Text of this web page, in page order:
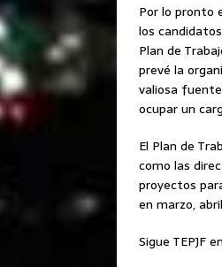
Por lo pronto
los
Plan de
prevé la
valiosa
ocupar un
El Plan de
como las
proyectos
en marzo,
Sigue TEPJF